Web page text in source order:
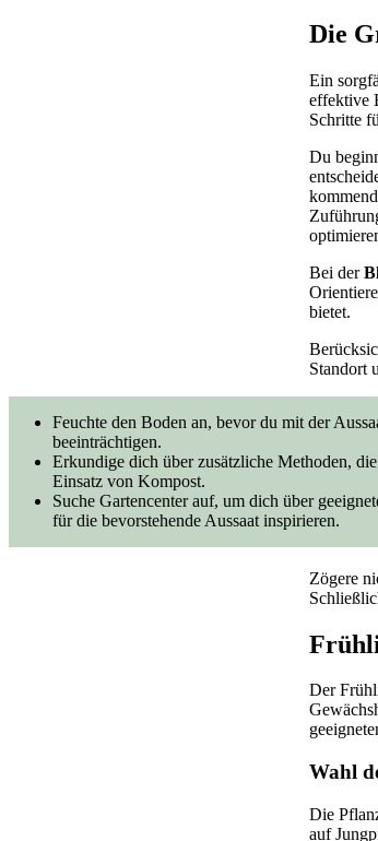
Die
Ein
effektive
Schritte
Du
Bei der
bietet.
Standort
Feuchte den Boden an, bevor du mit der
beeinträchtigen.
Erkundige dich über zusätzliche Methoden,
Einsatz von Kompost.
Suche Gartencenter auf, um dich über
für die bevorstehende Aussaat inspirieren.
Zögere
Der
Wahl
Die
auf